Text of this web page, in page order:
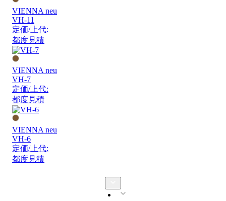
VIENNA neu
VH-11
定価/上代:
都度見積
VIENNA neu
VH-7
定価/上代:
都度見積
VIENNA neu
VH-6
定価/上代:
都度見積